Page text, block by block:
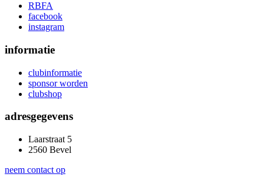
RBFA
facebook
instagram
informatie
clubinformatie
sponsor worden
clubshop
adresgegevens
Laarstraat 5
2560 Bevel
neem contact op